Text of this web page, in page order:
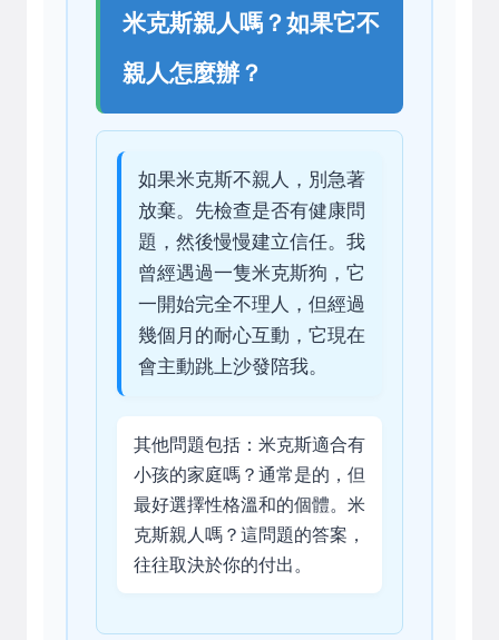
米克斯親人嗎？如果它不
親人怎麼辦？
如果米克斯不親人，別急著
放棄。先檢查是否有健康問
題，然後慢慢建立信任。我
曾經遇過一隻米克斯狗，它
一開始完全不理人，但經過
幾個月的耐心互動，它現在
會主動跳上沙發陪我。
其他問題包括：米克斯適合有
小孩的家庭嗎？通常是的，但
最好選擇性格溫和的個體。米
克斯親人嗎？這問題的答案，
往往取決於你的付出。